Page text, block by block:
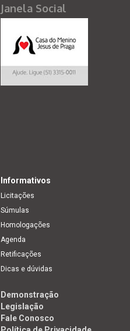
Janela Social
Informativos
Licitações
Súmulas
Homologações
Agenda
Retificações
Dicas e dúvidas
Demonstração
Legislação
Fale Conosco